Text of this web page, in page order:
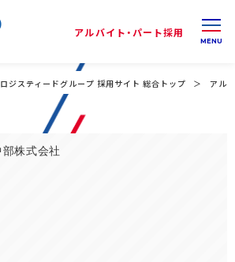
アルバイト・パート採用
ロジスティードグループ 採用サイト 総合トップ アル